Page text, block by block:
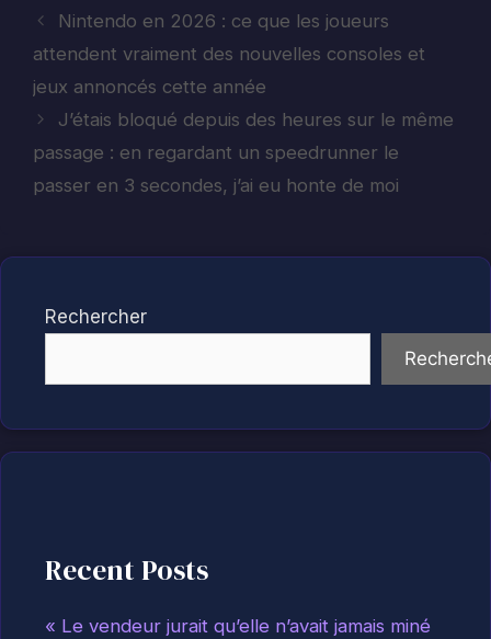
Nintendo en 2026 : ce que les joueurs
attendent vraiment des nouvelles consoles et
jeux annoncés cette année
J’étais bloqué depuis des heures sur le même
passage : en regardant un speedrunner le
passer en 3 secondes, j’ai eu honte de moi
Rechercher
Recent Posts
« Le vendeur jurait qu’elle n’avait jamais miné